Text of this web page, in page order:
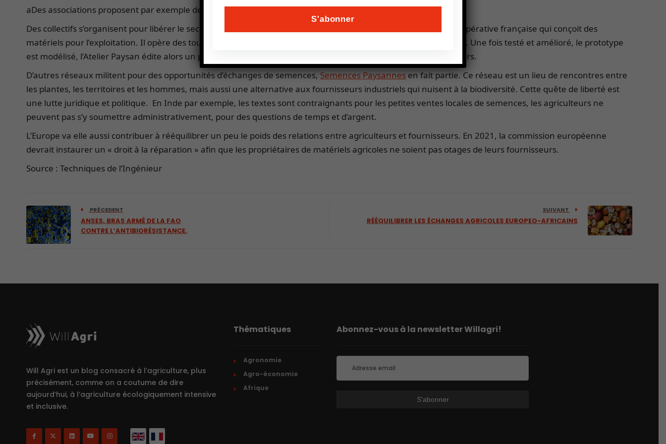
aDes associations proposent par exemple des
logiciels librespour faciliter le quotidien des exploitants.
Des collectifs s’organisent pour libérer le secteur de l’équipement agricole, à l’image de
, une coopérative française qui conçoit des
matériels pour l’exploitation. Il opère des tournées pour capter les besoins sur le terrain et recenser l’innovation. Une fois testé et amélioré, le prototype
est modélisé, l’Atelier Paysan édite alors un plan et un tutoriel pour une mise à disposition auprès des agriculteurs.
D’autres réseaux militent pour des opportunités d’échanges de semences,Semences Paysannesen fait partie. Ce réseau est un lieu de rencontres entre
les plantes, les territoires et les hommes, mais aussi une alternative aux fournisseurs industriels qui nuisent à la biodiversité. Cette quête de liberté est
une lutte juridique et politique. En Inde par exemple, les textes sont contraignants pour les petites ventes locales de semences, les agriculteurs ne
peuvent pas s’y soumettre administrativement, pour des questions de temps et d’argent.
L’Europe va elle aussi contribuer à rééquilibrer un peu le poids des relations entre agriculteurs et fournisseurs. En 2021, la commission européenne
devrait instaurer un « droit à la réparation » afin que les propriétaires de matériels agricoles ne soient pas otages de leurs fournisseurs.
Source : Techniques de l’Ingénieur
PRÉCEDENT
ANSES, BRAS ARMÉ DE LA FAO
CONTRE L’ANTIBIORÉSISTANCE.
SUIVANT
RÉÉQUILIBRER LES ÉCHANGES AGRICOLES EUROPEO-AFRICAINS
Will Agri est un blog consacré à l’agriculture, plus
précisément, comme on a coutume de dire
aujourd’hui, à l’agriculture écologiquement intensive
et inclusive.
Thématiques
Agronomie
Agro-économie
Afrique
Abonnez-vous à la newsletter Willagri!